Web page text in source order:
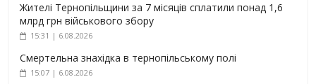
Жителі Тернопільщини за 7 місяців сплатили понад 1,6
млрд грн військового збору
15:31 | 6.08.2026
Смертельна знахідка в тернопільському полі
15:07 | 6.08.2026